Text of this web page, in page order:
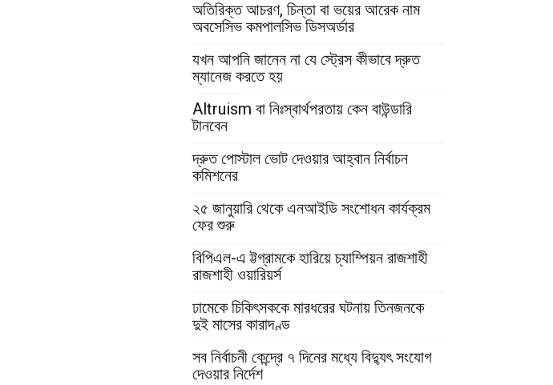
অতিরিক্ত আচরণ, চিন্তা বা ভয়ের আরেক নাম
অবসেসিভ কমপালসিভ ডিসঅর্ডার
যখন আপনি জানেন না যে স্ট্রেস কীভাবে দ্রুত
ম্যানেজ করতে হয়
Altruism বা নিঃস্বার্থপরতায় কেন বাউন্ডারি
টানবেন
দ্রুত পোস্টাল ভোট দেওয়ার আহ্বান নির্বাচন
কমিশনের
২৫ জানুয়ারি থেকে এনআইডি সংশোধন কার্যক্রম
ফের শুরু
বিপিএল-এ ট্টগ্রামকে হারিয়ে চ্যাম্পিয়ন রাজশাহী
রাজশাহী ওয়ারিয়র্স
ঢামেকে চিকিৎসককে মারধরের ঘটনায় তিনজনকে
দুই মাসের কারাদণ্ড
সব নির্বাচনী কেন্দ্রে ৭ দিনের মধ্যে বিদ্যুৎ সংযোগ
দেওয়ার নির্দেশ